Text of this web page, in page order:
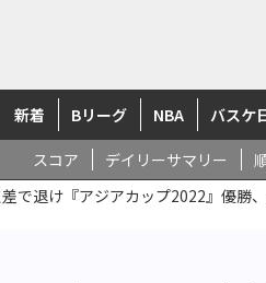
新着 Bリーグ NBA バスケ
スコア デイリーサマリー
で退け『アジアカップ2022』優勝